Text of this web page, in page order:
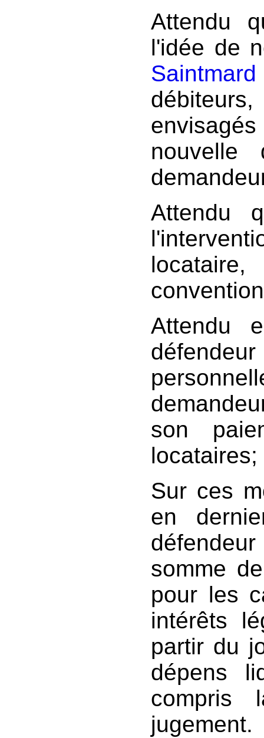
Attendu
l'idée de
Saintmard
nouvelle
Attendu
Attendu
son
locataires;
Sur ces
en
somme
pour les
intérêts
partir du
dépens
compris
jugement.